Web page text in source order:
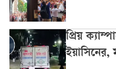
প্রিয়
ইয়াসিনের,